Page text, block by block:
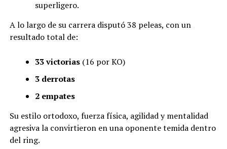
superligero.
A lo largo de su carrera disputó 38 peleas, con un
resultado total de:
33 victorias(16 por KO)
3 derrotas
2 empates
Su estilo ortodoxo, fuerza física, agilidad y mentalidad
agresiva la convirtieron en una oponente temida dentro
del ring.